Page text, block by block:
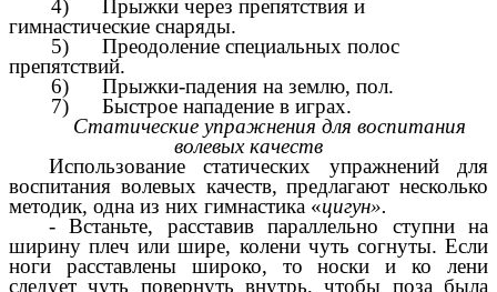
4) Прыжки через препятствия и
гимнастические снаряды.
5) Преодоление специальных полос
препятствий.
6) Прыжки-падения на землю, пол.
7) Быстрое нападение в играх.
Статические упражнения для воспитания
волевых качеств
Использование статических упражнений для
воспитания волевых качеств, предлагают несколько
методик, одна из них гимнастика «цигун».
-Встаньте, расставив параллельно ступни на
ширину плеч или шире, колени чуть согнуты. Если
ноги расставлены широко, то носки и ко лени
следует чуть повернуть внутрь, чтобы поза была